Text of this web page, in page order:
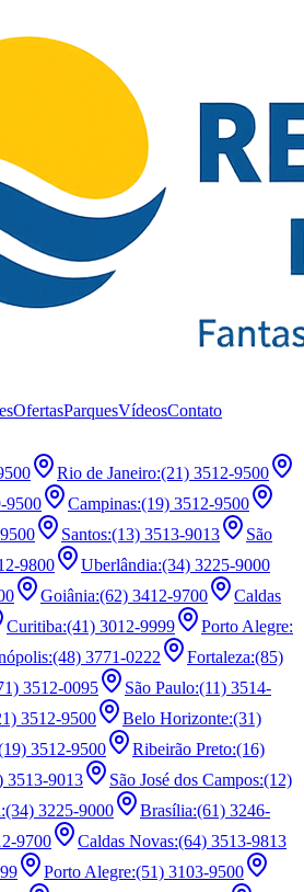
OfertasParquesVídeosContato
Rio de Janeiro:(21) 3512-9500
9500 Campinas:(19) 3512-9500
Santos:(13) 3513-9013
São
9800 Uberlândia:(34) 3225-9000
Goiânia:(62) 3412-9700
Caldas
Curitiba:(41) 3012-9999 Porto Alegre:
:(48) 3771-0222 Fortaleza:(85)
3512-0095 São Paulo:(11) 3514-
3512-9500 Belo Horizonte:(31)
3512-9500 Ribeirão Preto:(16)
3513-9013 São José dos Campos:(12)
:(34) 3225-9000 Brasília:(61) 3246-
9700 Caldas Novas:(64) 3513-9813
Porto Alegre:(51) 3103-9500